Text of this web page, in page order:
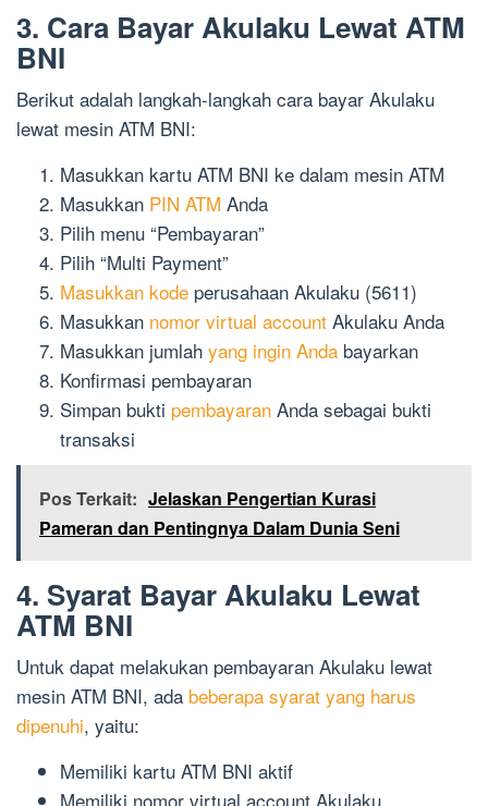
3. Cara Bayar Akulaku Lewat ATM
BNI
Berikut adalah langkah-langkah cara bayar Akulaku
lewat mesin ATM BNI:
Masukkan kartu ATM BNI ke dalam mesin ATM
Masukkan PIN ATM Anda
Pilih menu “Pembayaran”
Pilih “Multi Payment”
Masukkan kode perusahaan Akulaku (5611)
Masukkan nomor virtual account Akulaku Anda
Masukkan jumlah yang ingin Anda bayarkan
Konfirmasi pembayaran
Simpan bukti pembayaran Anda sebagai bukti
transaksi
Pos Terkait: Jelaskan Pengertian Kurasi
Pameran dan Pentingnya Dalam Dunia Seni
4. Syarat Bayar Akulaku Lewat
ATM BNI
Untuk dapat melakukan pembayaran Akulaku lewat
mesin ATM BNI, ada beberapa syarat yang harus
dipenuhi, yaitu:
Memiliki kartu ATM BNI aktif
Memiliki nomor virtual account Akulaku